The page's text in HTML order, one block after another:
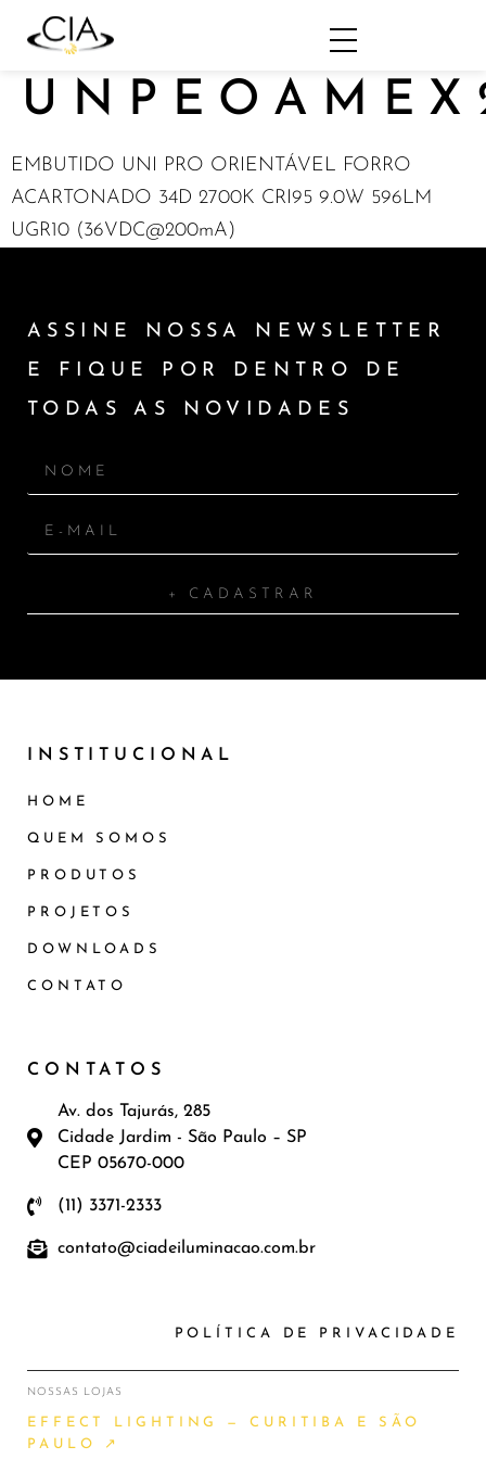
EMBUTIDO UNI PRO ORIENTÁVEL FORRO
ACARTONADO 34D 2700K CRI95 9.0W 596LM
UGR10 (36VDC@200mA)
ASSINE NOSSA NEWSLETTER
E FIQUE POR DENTRO DE
TODAS AS NOVIDADES
+ CADASTRAR
INSTITUCIONAL
HOME
QUEM SOMOS
PRODUTOS
PROJETOS
DOWNLOADS
CONTATO
CONTATOS
Av. dos Tajurás, 285
Cidade Jardim - São Paulo – SP
CEP 05670-000
(11) 3371-2333
contato@ciadeiluminacao.com.br
POLÍTICA DE PRIVACIDADE
NOSSAS LOJAS
EFFECT LIGHTING — CURITIBA E SÃO
PAULO ↗